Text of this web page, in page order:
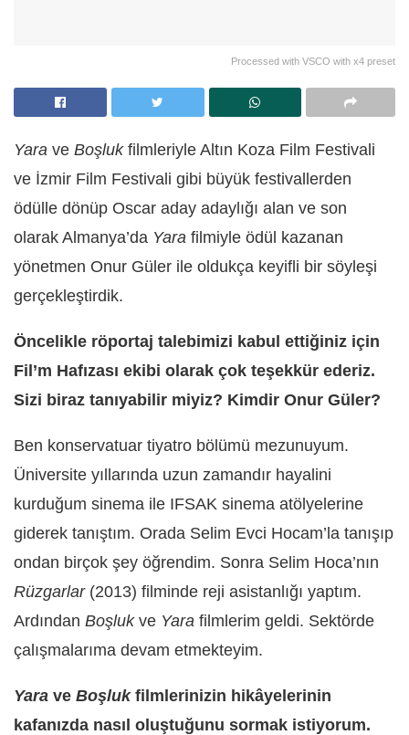
Processed with VSCO with x4 preset
Yara ve Boşlukfilmleriyle Altın Koza Film Festivali
ve İzmir Film Festivali gibi büyük festivallerden
ödülle dönüp Oscar aday adaylığı alan ve son
olarak Almanya’da Yara filmiyle ödül kazanan
yönetmen Onur Güler ile oldukça keyifli bir söyleşi
gerçekleştirdik.
Öncelikle röportaj talebimizi kabul ettiğiniz için
Fil’m Hafızası ekibi olarak çok teşekkür ederiz.
Sizi biraz tanıyabilir miyiz? Kimdir Onur Güler?
Ben konservatuar tiyatro bölümü mezunuyum.
Üniversite yıllarında uzun zamandır hayalini
kurduğum sinema ile IFSAK sinema atölyelerine
giderek tanıştım. Orada Selim Evci Hocam’la tanışıp
ondan birçok şey öğrendim. Sonra Selim Hoca’nın
Rüzgarlar(2013) filminde reji asistanlığı yaptım.
Ardından Boşlukve Yara filmlerim geldi. Sektörde
çalışmalarıma devam etmekteyim.
Yara ve Boşlukfilmlerinizin hikâyelerinin
kafanızda nasıl oluştuğunu sormak istiyorum.